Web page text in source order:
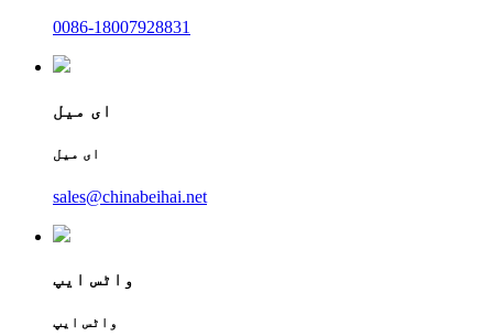
0086-18007928831
ای میل
ای میل
sales@chinabeihai.net
واٹس ایپ
واٹس ایپ